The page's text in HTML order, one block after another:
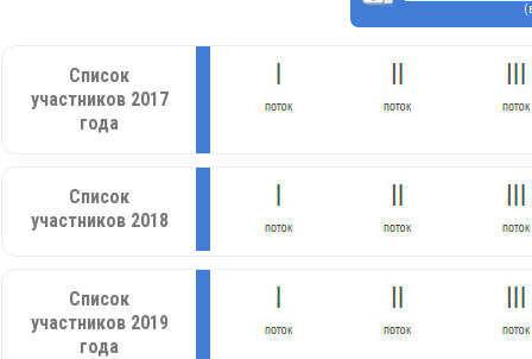
Список
участников 2017
года
Список
участников 2018
Список
участников 2019
года